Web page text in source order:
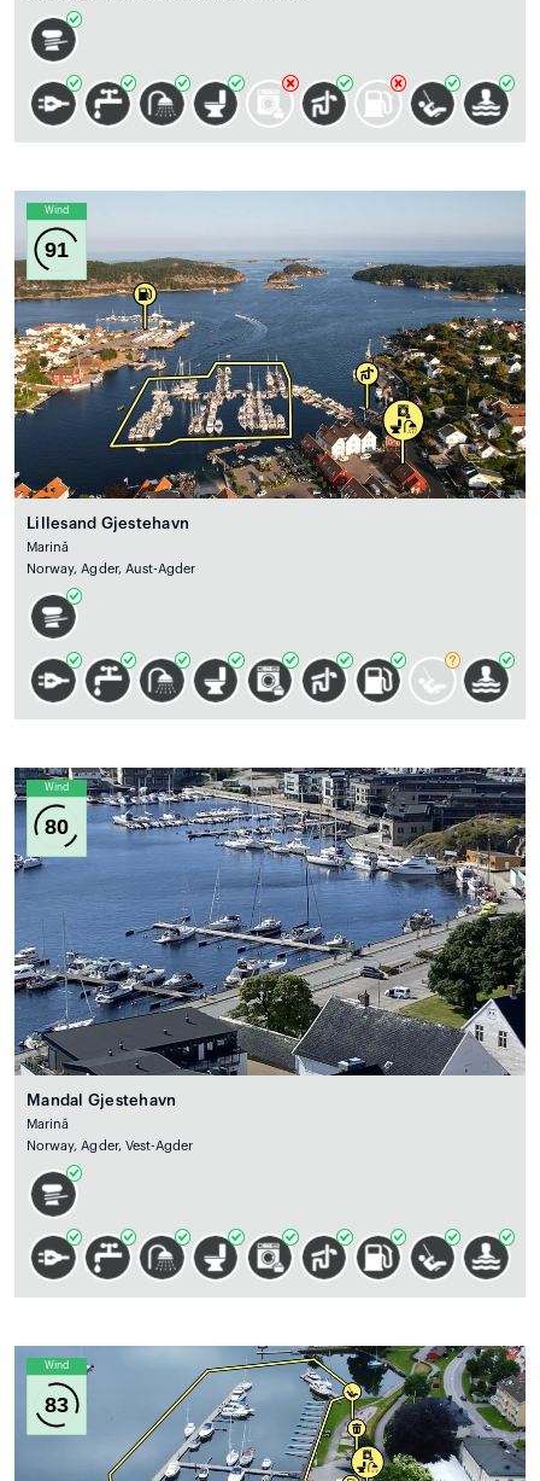
Wind
91
Lillesand Gjestehavn
Marină
Norway, Agder, Aust-Agder
Wind
80
Mandal Gjestehavn
Marină
Norway, Agder, Vest-Agder
Wind
83